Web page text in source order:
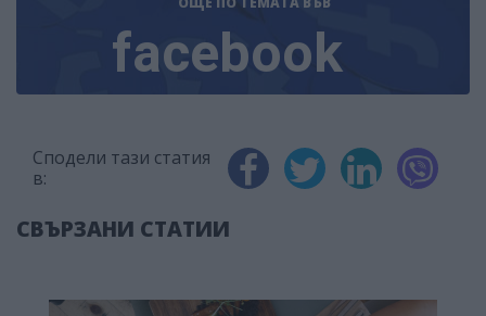
facebook
Сподели тази статия
в:
СВЪРЗАНИ СТАТИИ